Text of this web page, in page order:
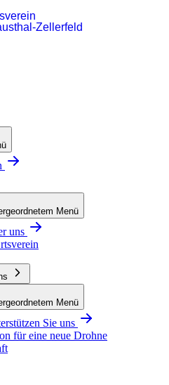
Zellerfeld
Menü
uns
Menü
Sie uns
für eine neue Drohne